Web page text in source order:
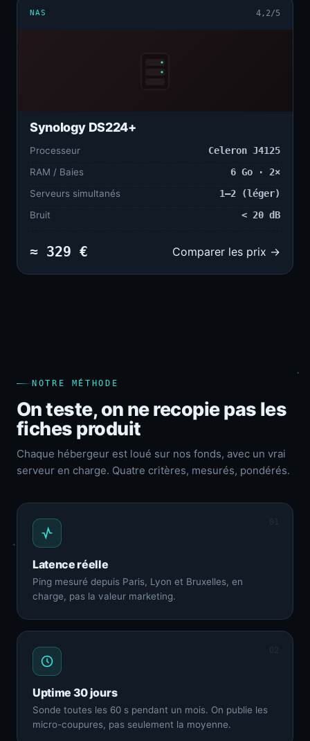
NAS 4,2/5
Synology DS224+
Processeur
Celeron J4125
RAM / Baies
6 Go · 2×
Serveurs simultanés
1–2 (léger)
Bruit
< 20 dB
≈ 329 € Comparer les prix →
NOTRE MÉTHODE
On teste, on ne recopie pas les
fiches produit
Chaque hébergeur est loué sur nos fonds, avec un vrai
serveur en charge. Quatre critères, mesurés, pondérés.
01
Latence réelle
Ping mesuré depuis Paris, Lyon et Bruxelles, en
charge, pas la valeur marketing.
02
Uptime 30 jours
Sonde toutes les 60 s pendant un mois. On publie les
micro-coupures, pas seulement la moyenne.